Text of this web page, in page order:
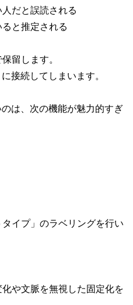
だと誤読される
と推定される
留します。
接続してしまいます。
は、次の機能が魅力的すぎ
イプ」のラベリングを行い
や文脈を無視した固定化を